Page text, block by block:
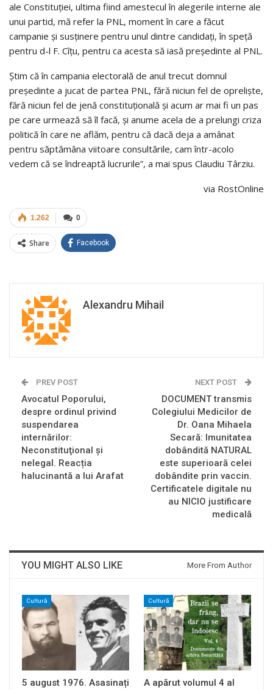
ale Constituției, ultima fiind amestecul în alegerile interne ale
unui partid, mă refer la PNL, moment în care a făcut
campanie și susținere pentru unul dintre candidați, în speță
pentru d-l F. Cîțu, pentru ca acesta să iasă președinte al PNL.
Știm că în campania electorală de anul trecut domnul
președinte a jucat de partea PNL, fără niciun fel de opreliște,
fără niciun fel de jenă constituțională și acum ar mai fi un pas
pe care urmează să îl facă, și anume acela de a prelungi criza
politică în care ne aflăm, pentru că dacă deja a amânat
pentru săptămâna viitoare consultările, cam într-acolo
vedem că se îndreaptă lucrurile”, a mai spus Claudiu Târziu.
via RostOnline
0
1.262
Share Facebook
Alexandru Mihail
PREV POST
Avocatul Poporului,
despre ordinul privind
suspendarea
internărilor:
Neconstituţional şi
nelegal. Reacția
halucinantă a lui Arafat
NEXT POST
DOCUMENT transmis
Colegiului Medicilor de
Dr. Oana Mihaela
Secară: Imunitatea
dobândită NATURAL
este superioară celei
dobândite prin vaccin.
Certificatele digitale nu
au NICIO justificare
medicală
YOU MIGHT ALSO LIKE More From Author
Cultură
5 august 1976. Asasinați
Cultură
A apărut volumul 4 al